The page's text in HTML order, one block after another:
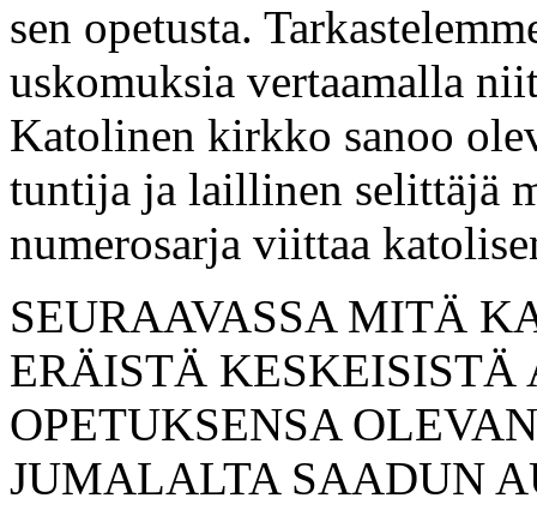
sen opetusta.
uskomuksia vertaamalla
Katolinen kirkko sanoo
tuntija ja laillinen selittäjä
numerosarja viittaa
SEURAAVASSA MITÄ
ERÄISTÄ
OPETUKSENSA
JUMALALTA SAADUN